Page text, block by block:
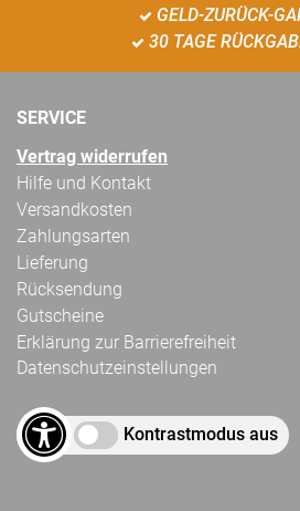
GELD-ZURÜCK-
30 TAGE
SERVICE
Vertrag widerrufen
Hilfe und Kontakt
Versandkosten
Zahlungsarten
Lieferung
Rücksendung
Gutscheine
Erklärung zur Barrierefreiheit
Datenschutzeinstellungen
Kontrastmodus aus